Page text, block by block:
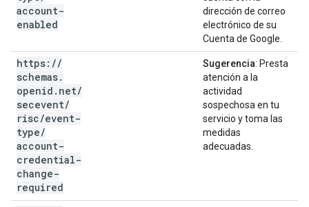
account-
enabled
dirección de correo
electrónico de su
Cuenta de Google.
https: //
schemas.
openid . net/
secevent/
risc/event-
type/
account-
credential-
change-
required
Sugerencia: Presta
atención a la
actividad
sospechosa en tu
servicio y toma las
medidas
adecuadas.